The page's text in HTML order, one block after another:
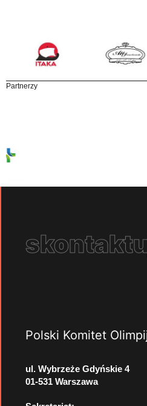
Partnerzy
Polski Komitet
ul. Wybrzeże Gdyńskie 4
01-531 Warszawa